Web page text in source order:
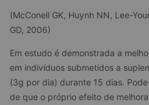
(McConell GK, Huynh NN, Lee-
GD, 2006)
Em estudo é demonstrada a
em indivíduos submetidos a
(3g por dia) durante 15 dias.
de que o próprio efeito de